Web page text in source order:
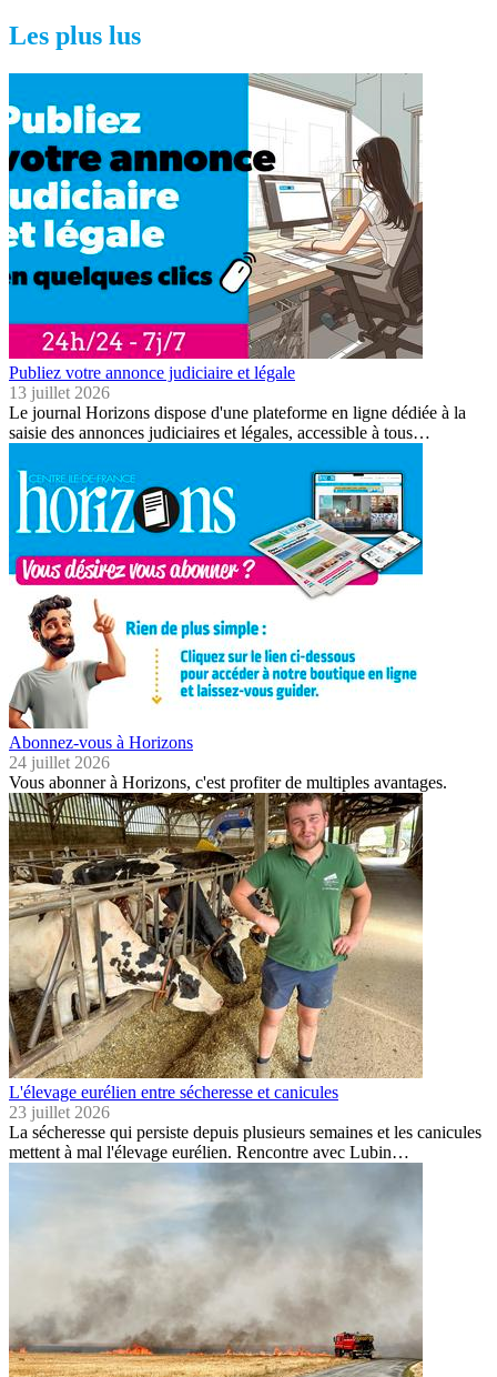
Les plus lus
Publiez votre annonce judiciaire et légale
13 juillet 2026
Le journal Horizons dispose d'une plateforme en ligne dédiée à la
saisie des annonces judiciaires et légales, accessible à tous…
Abonnez-vous à Horizons
24 juillet 2026
Vous abonner à Horizons, c'est profiter de multiples avantages.
L'élevage eurélien entre sécheresse et canicules
23 juillet 2026
La sécheresse qui persiste depuis plusieurs semaines et les canicules
mettent à mal l'élevage eurélien. Rencontre avec Lubin…